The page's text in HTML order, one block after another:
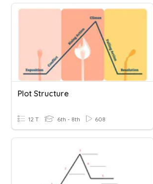
Plot Structure
12 T 6th - 8th 608